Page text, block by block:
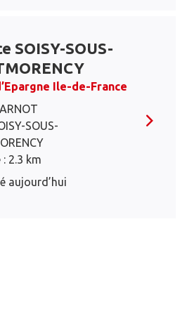
SOISY-SOUS-
Ile-de-France
SOUS-
2.3 km
aujourd’hui